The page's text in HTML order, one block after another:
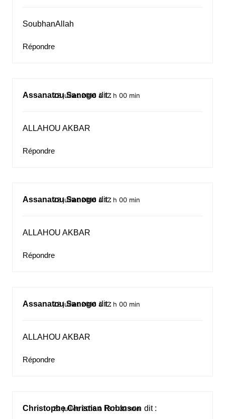
SoubhanAllah
Répondre
Assanatou Sanogo dit :
22 juillet 2016 à 12 h 00 min
ALLAHOU AKBAR
Répondre
Assanatou Sanogo dit :
22 juillet 2016 à 12 h 00 min
ALLAHOU AKBAR
Répondre
Assanatou Sanogo dit :
22 juillet 2016 à 12 h 00 min
ALLAHOU AKBAR
Répondre
Christophe Christian Robinson dit :
22 juillet 2016 à 13 h 32 min